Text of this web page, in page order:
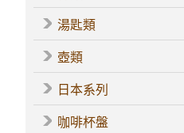
湯匙類
壺類
日本系列
咖啡杯盤